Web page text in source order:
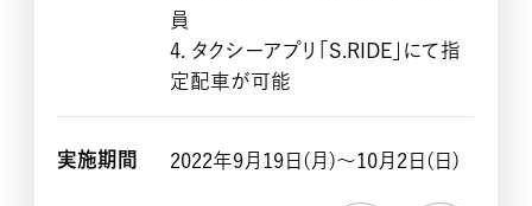
員
4. タクシーアプリ「S.RIDE」にて指
定配車が可能
実施期間 2022年9月19日(月)〜10月2日(日)